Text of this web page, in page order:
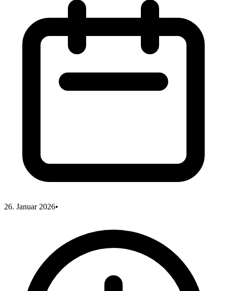
26. Januar 2026•